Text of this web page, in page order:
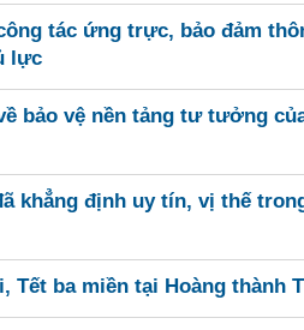
tác ứng trực, bảo đảm
lực
bảo vệ nền tảng tư tưởng
khẳng định uy tín, vị thế
Tết ba miền tại Hoàng thành